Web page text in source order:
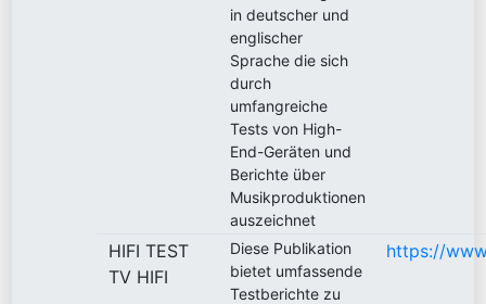
in deutscher und
englischer
Sprache die sich
durch
umfangreiche
Tests von High-
End-Geräten und
Berichte über
Musikproduktionen
auszeichnet
HIFI TEST
TV HIFI
Diese Publikation
bietet umfassende
Testberichte zu
https://